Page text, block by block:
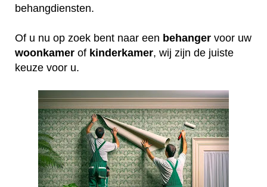
behangdiensten.
Of u nu op zoek bent naar een behanger voor uw
woonkamer of kinderkamer, wij zijn de juiste
keuze voor u.